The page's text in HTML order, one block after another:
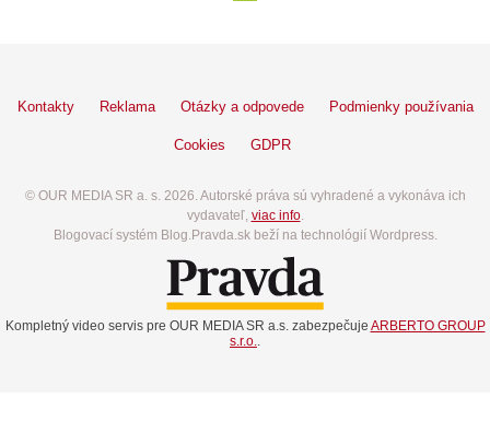
Kontakty Reklama Otázky a odpovede Podmienky používania
Cookies GDPR
© OUR MEDIA SR a. s. 2026. Autorské práva sú vyhradené a vykonáva ich
vydavateľ, viac info.
Blogovací systém Blog.Pravda.sk beží na technológií Wordpress.
Kompletný video servis pre OUR MEDIA SR a.s. zabezpečuje ARBERTO GROUP
s.r.o..